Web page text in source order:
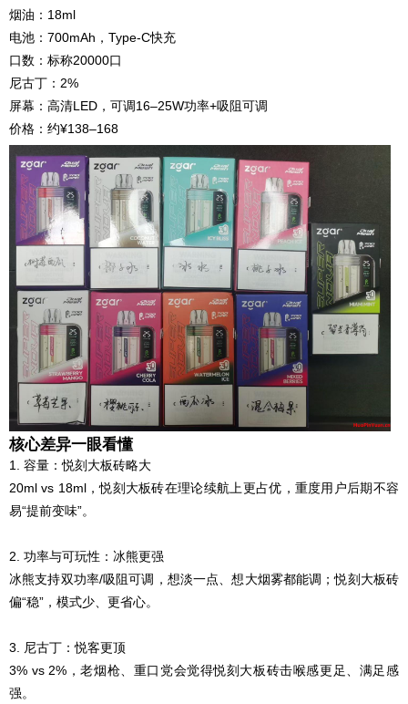
烟油：18ml
电池：700mAh，Type‑C快充
口数：标称20000口
尼古丁：2%
屏幕：高清LED，可调16–25W功率+吸阻可调
价格：约¥138–168
核心差异一眼看懂
1. 容量：悦刻大板砖略大
20ml vs 18ml，悦刻大板砖在理论续航上更占优，重度用户后期不容
易“提前变味”。
2. 功率与可玩性：冰熊更强
冰熊支持双功率/吸阻可调，想淡一点、想大烟雾都能调；悦刻大板砖
偏“稳”，模式少、更省心。
3. 尼古丁：悦客更顶
3% vs 2%，老烟枪、重口党会觉得悦刻大板砖击喉感更足、满足感
强。